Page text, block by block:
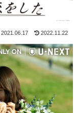
2021.06.17 2022.11.22